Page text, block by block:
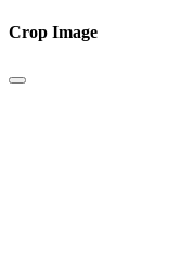
Crop Image